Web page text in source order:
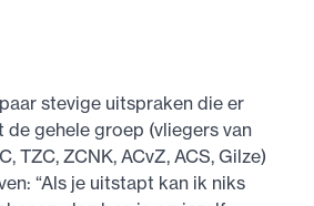
stevige uitspraken die er
gehele groep (vliegers van
TZC, ZCNK, ACvZ, ACS, Gilze)
“Als je uitstapt kan ik niks